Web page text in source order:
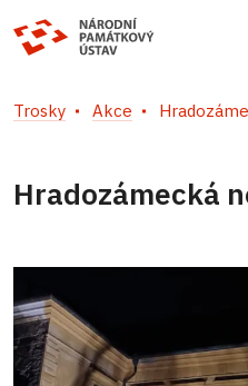
Trosky Akce
Hradozámecká